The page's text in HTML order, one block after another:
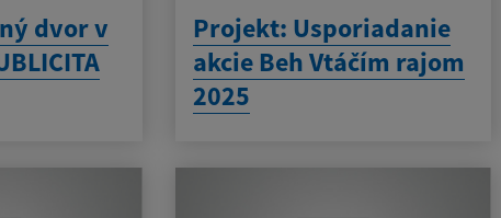
dvor v
Projekt: Usporiadanie
akcie Beh Vtáčím rajom
2025